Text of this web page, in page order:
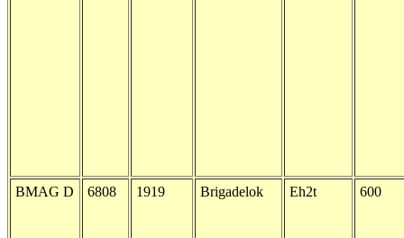
BMAG D 6808 1919 Brigadelok Eh2t 600